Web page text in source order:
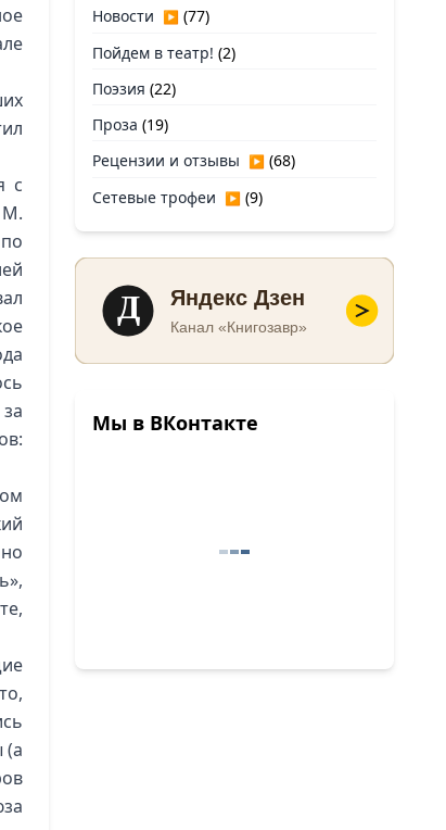
с
М.
(а
Новости ▶ (77)
Пойдем в театр! (2)
Поэзия (22)
Проза (19)
Рецензии и отзывы ▶ (68)
Сетевые трофеи ▶ (9)
Д Яндекс Дзен
Канал «Книгозавр»
Мы в ВКонтакте